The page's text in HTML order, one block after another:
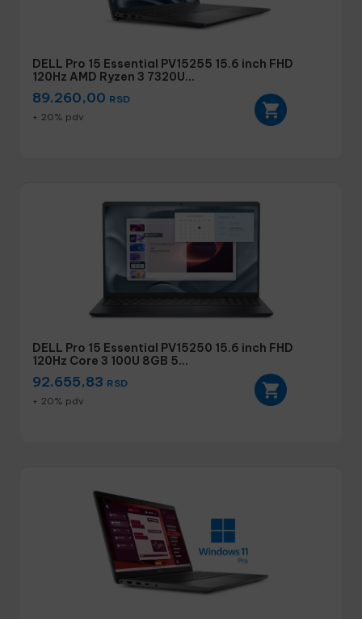
DELL Pro 15 Essential PV15255 15.6 inch FHD
120Hz AMD Ryzen 3 7320U...
89.260,00 RSD
+ 20% pdv
DELL Pro 15 Essential PV15250 15.6 inch FHD
120Hz Core 3 100U 8GB 5...
92.655,83 RSD
+ 20% pdv